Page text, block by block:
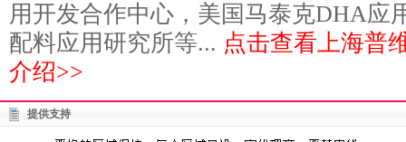
用开发合作中心，美国马泰克DHA应
配料应用研究所等... 点击查看上海普
介绍>>
提供支持